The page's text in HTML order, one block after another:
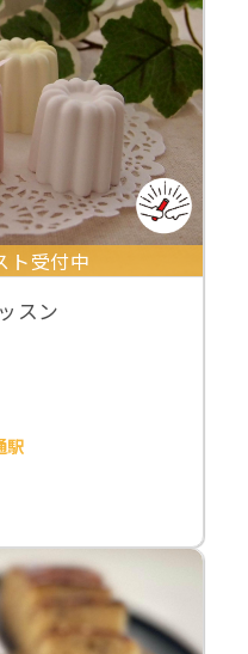
ト受付中
スン
駅